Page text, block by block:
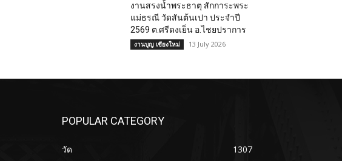
งานสรงน้ำพระธาตุ สักการะพระ
แม่ธรณี วัดสันต้นเปา ประจำปี
2569 ต.ศรีดงเย็น อ.ไชยปราการ
งานบุญ เชียงใหม่ 13 July 2026
POPULAR CATEGORY
วัด
1307